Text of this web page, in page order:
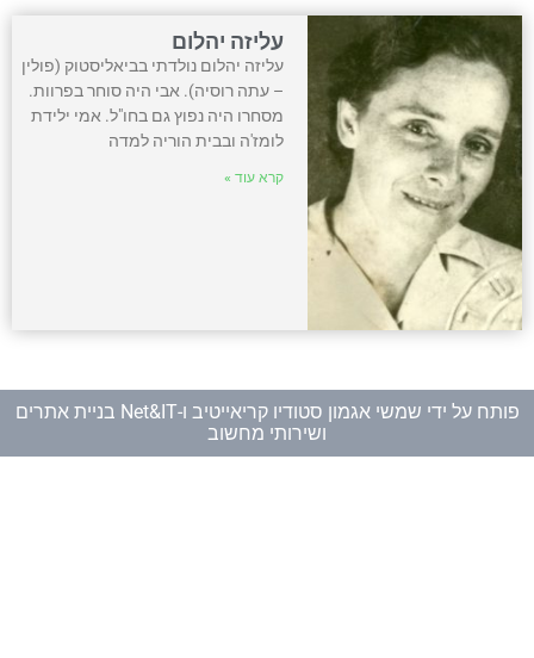
עליזה יהלום
עליזה יהלום נולדתי בביאליסטוק (פולין
– עתה רוסיה). אבי היה סוחר בפרוות.
מסחרו היה נפוץ גם בחו"ל. אמי ילידת
לומז'ה ובבית הוריה למדה
קרא עוד »
פותח על ידי שמשי אגמון סטודיו קריאייטיב ו-
Net&IT בניית אתרים
ושירותי מחשוב